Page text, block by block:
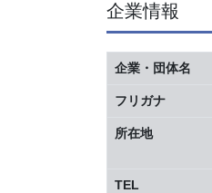
企業情報
企業・団体名
フリガナ
所在地
TEL